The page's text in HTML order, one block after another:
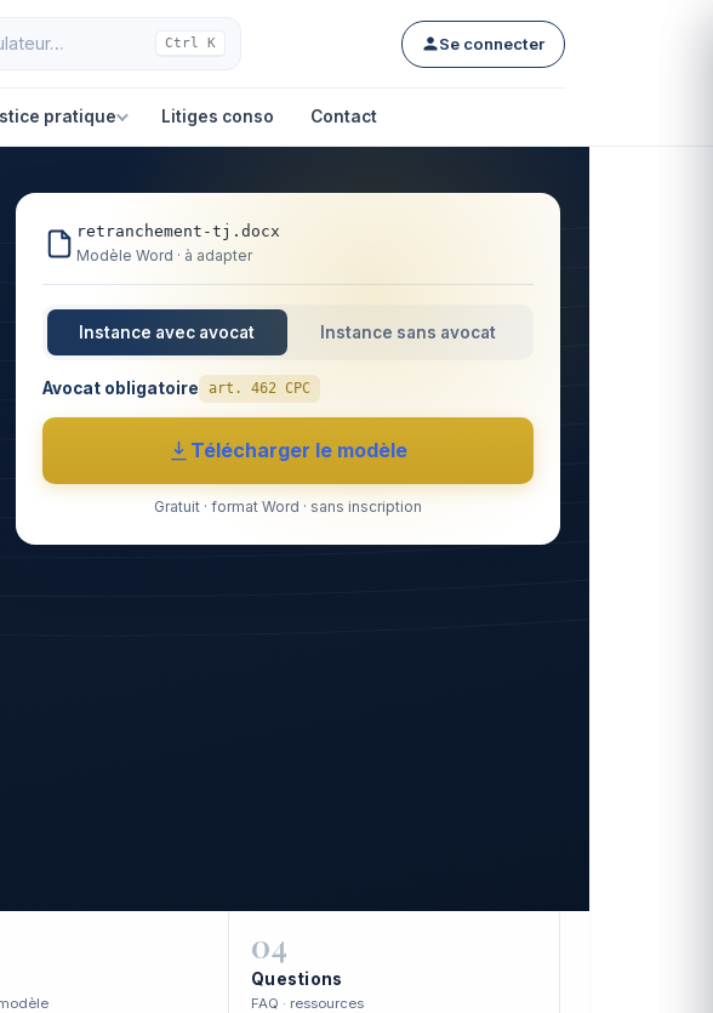
Ctrl K Se connecter
pratique Litiges conso Contact
retranchement-tj.docx
Modèle Word · à adapter
Instance avec avocat Instance sans avocat
Avocat obligatoire art. 462 CPC
Télécharger le modèle
Gratuit · format Word · sans inscription
04
Questions
FAQ · ressources